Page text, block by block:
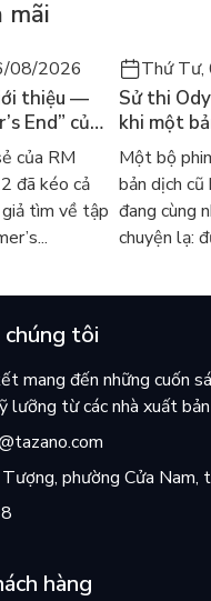
mãi
08/2026
thiệu —
End” của
ra mắt bản
năm gây
của RM
đã kéo cả
tìm về tập
Thứ
Sử thi
khi một
thế giới
kinh điển
Một bộ
bản dịch cũ
đang cùng
chuyện lạ:
chúng tôi
mang đến những cuốn
lưỡng từ các nhà xuất
phường Cửa Nam,
hàng